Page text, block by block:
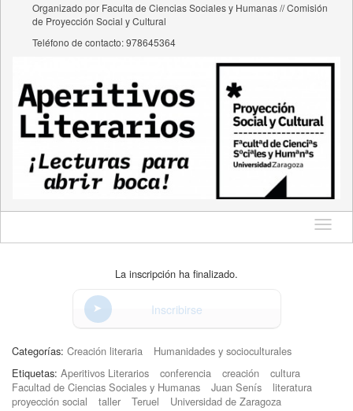
Organizado por Faculta de Ciencias Sociales y Humanas // Comisión
de Proyección Social y Cultural
Teléfono de contacto: 978645364
Idioma
La inscripción ha finalizado.
Inscribirse
Categorías: Creación literaria
Humanidades y socioculturales
Etiquetas: Aperitivos Literarios conferencia creación
cultura
Facultad de Ciencias Sociales y Humanas
Juan Senís
literatura
proyección social
taller Teruel Universidad de Zaragoza